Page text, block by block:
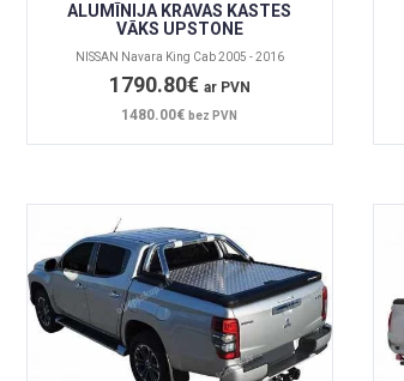
ALUMĪNIJA KRAVAS KASTES
VĀKS UPSTONE
NISSAN Navara King Cab 2005 - 2016
1790.80€ ar PVN
1480.00€bez PVN